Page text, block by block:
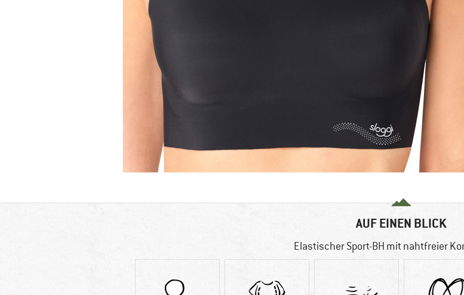
AUF EINEN BLICK
Elastischer Sport-BH mit nahtfreier